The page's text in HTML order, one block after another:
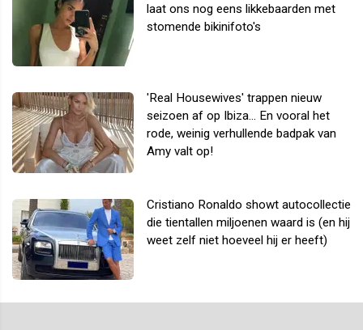
laat ons nog eens likkebaarden met
stomende bikinifoto's
'Real Housewives' trappen nieuw
seizoen af op Ibiza... En vooral het
rode, weinig verhullende badpak van
Amy valt op!
Cristiano Ronaldo showt autocollectie
die tientallen miljoenen waard is (en hij
weet zelf niet hoeveel hij er heeft)